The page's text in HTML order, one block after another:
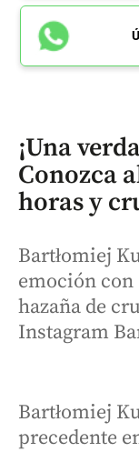
¡Una
Conozca
horas y
Bartłomiej
emoción
hazaña de
Instagram
Bartłomiej
precedente